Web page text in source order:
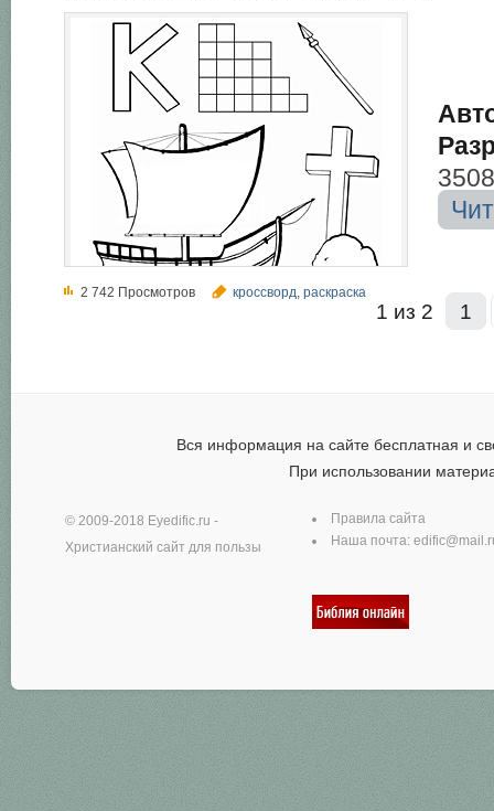
2 742 Просмотров кроссворд раскраска
1 из 2 1
Вся информация на сайте бесплатная и
При использовании
© 2009-2018 Eyedific.ru -
Христианский сайт для пользы
Правила сайта
Наша почта: